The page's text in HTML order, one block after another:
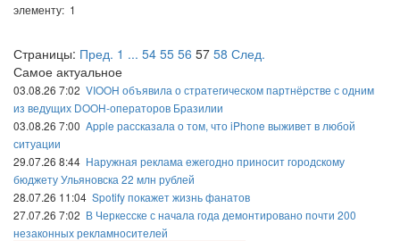
элементу: 1
Страницы: Пред. 1 ... 54 55 56 57 58 След.
Самое актуальное
03.08.26 7:02 VIOOH объявила о стратегическом партнёрстве с одним
из ведущих DOOH-операторов Бразилии
03.08.26 7:00 Apple рассказала о том, что iPhone выживет в любой
ситуации
29.07.26 8:44 Наружная реклама ежегодно приносит городскому
бюджету Ульяновска 22 млн рублей
28.07.26 11:04 Spotify покажет жизнь фанатов
27.07.26 7:02 В Черкесске с начала года демонтировано почти 200
незаконных рекламносителей